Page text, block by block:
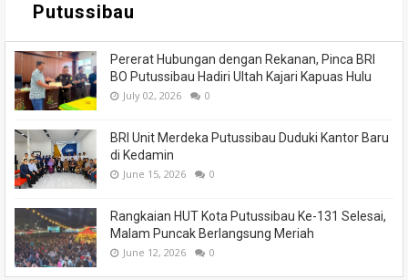
Putussibau
Pererat Hubungan dengan Rekanan, Pinca BRI
BO Putussibau Hadiri Ultah Kajari Kapuas Hulu
July 02, 2026 0
BRI Unit Merdeka Putussibau Duduki Kantor Baru
di Kedamin
June 15, 2026 0
Rangkaian HUT Kota Putussibau Ke-131 Selesai,
Malam Puncak Berlangsung Meriah
June 12, 2026 0